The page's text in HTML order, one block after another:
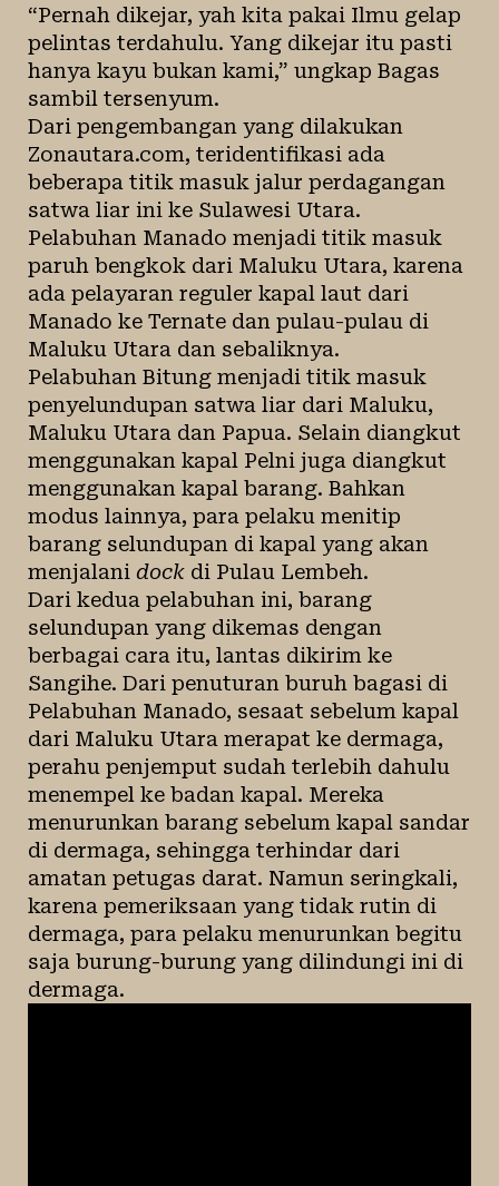
“Pernah dikejar, yah kita pakai Ilmu gelap
pelintas terdahulu. Yang dikejar itu pasti
hanya kayu bukan kami,” ungkap Bagas
sambil tersenyum.
Dari pengembangan yang dilakukan
Zonautara.com, teridentifikasi ada
beberapa titik masuk jalur perdagangan
satwa liar ini ke Sulawesi Utara.
Pelabuhan Manado menjadi titik masuk
paruh bengkok dari Maluku Utara, karena
ada pelayaran reguler kapal laut dari
Manado ke Ternate dan pulau-pulau di
Maluku Utara dan sebaliknya.
Pelabuhan Bitung menjadi titik masuk
penyelundupan satwa liar dari Maluku,
Maluku Utara dan Papua. Selain diangkut
menggunakan kapal Pelni juga diangkut
menggunakan kapal barang. Bahkan
modus lainnya, para pelaku menitip
barang selundupan di kapal yang akan
menjalani dock di Pulau Lembeh.
Dari kedua pelabuhan ini, barang
selundupan yang dikemas dengan
berbagai cara itu, lantas dikirim ke
Sangihe. Dari penuturan buruh bagasi di
Pelabuhan Manado, sesaat sebelum kapal
dari Maluku Utara merapat ke dermaga,
perahu penjemput sudah terlebih dahulu
menempel ke badan kapal. Mereka
menurunkan barang sebelum kapal sandar
di dermaga, sehingga terhindar dari
amatan petugas darat. Namun seringkali,
karena pemeriksaan yang tidak rutin di
dermaga, para pelaku menurunkan begitu
saja burung-burung yang dilindungi ini di
dermaga.